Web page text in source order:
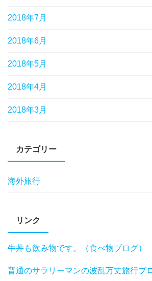
2018年7月
2018年6月
2018年5月
2018年4月
2018年3月
カテゴリー
海外旅行
リンク
牛丼も飲み物です。（食べ物ブログ）
普通のサラリーマンの波乱万丈旅行ブ